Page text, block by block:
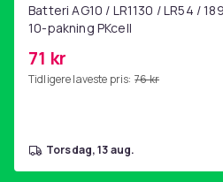
Batteri AG10 / LR1130 / LR54 /
10-pakning PKcell
71 kr
Tidligere laveste pris: 76 kr
torsdag, 13 aug.